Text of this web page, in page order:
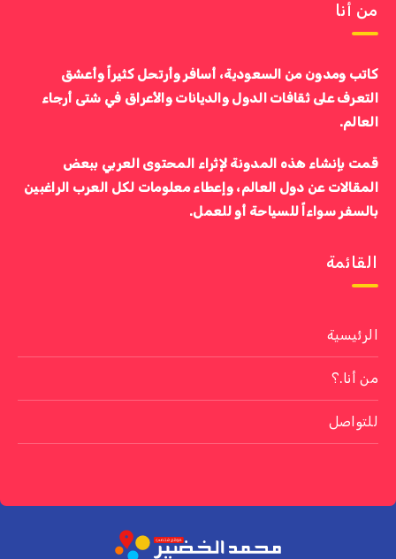
من أنا
كاتب ومدون من السعودية، أسافر وأرتحل كثيراً وأعشق
التعرف على ثقافات الدول والديانات والأعراق في شتى أرجاء
العالم.
قمت بإنشاء هذه المدونة لإثراء المحتوى العربي ببعض
المقالات عن دول العالم، وإعطاء معلومات لكل العرب الراغبين
بالسفر سواءاً للسياحة أو للعمل.
القائمة
الرئيسية
من أنا.؟
للتواصل